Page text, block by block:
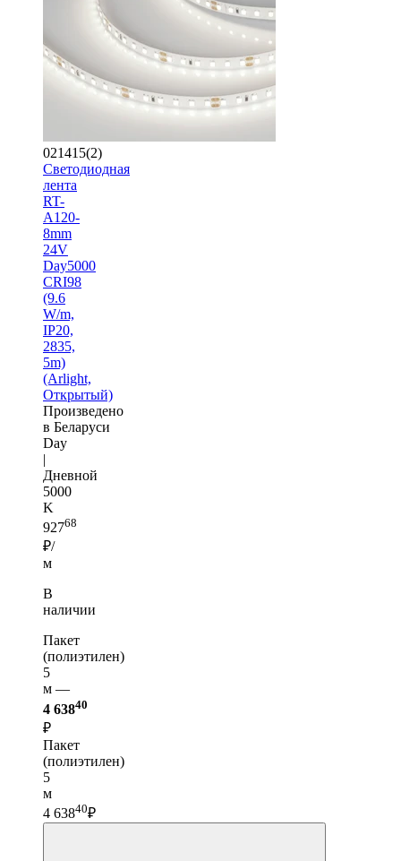
021415(2)
Светодиодная
лента
RT-
A120-
8mm
24V
Day5000
CRI98
(9.6
W/m,
IP20,
2835,
5m)
(Arlight,
Открытый)
Произведено
в Беларуси
Day
|
Дневной
5000
K
92768
₽/
м
В
наличии
Пакет
(полиэтилен)
5
м —
4 63840
₽
Пакет
(полиэтилен)
5
м
4 63840₽